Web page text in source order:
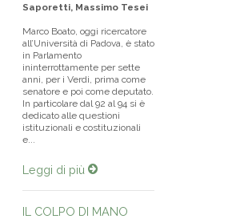
Saporetti, Massimo Tesei
Marco Boato, oggi ricercatore
all’Università di Padova, è stato
in Parlamento
ininterrottamente per sette
anni, per i Verdi, prima come
senatore e poi come deputato.
In particolare dal 92 al 94 si è
dedicato alle questioni
istituzionali e costituzionali
e...
Leggi di più
IL COLPO DI MANO